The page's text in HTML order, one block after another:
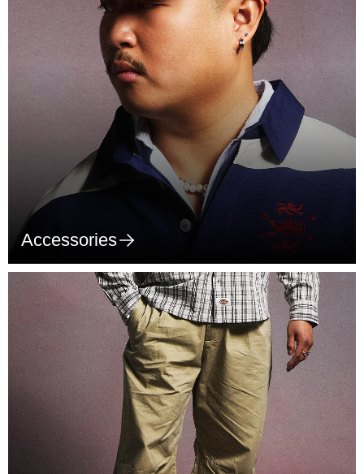
Accessories